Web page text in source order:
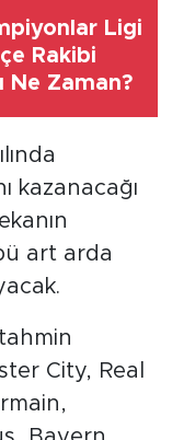
Ligi
Rakibi
Ne Zaman?
kazanacağı
art arda
City, Real